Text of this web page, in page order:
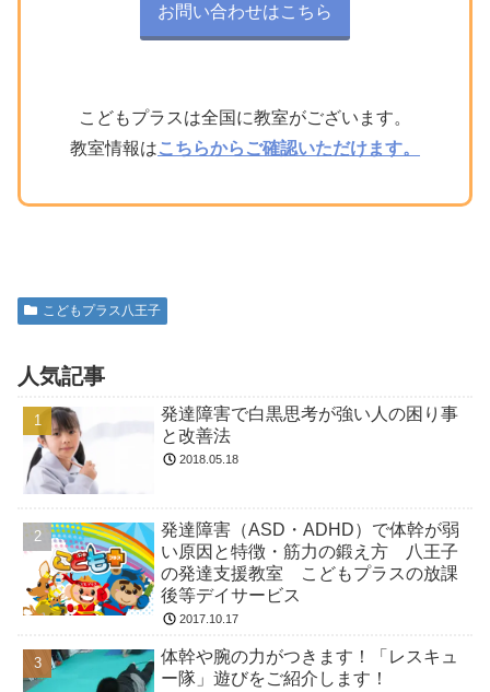
お問い合わせはこちら
こどもプラスは全国に教室がございます。
教室情報はこちらからご確認いただけます。
こどもプラス八王子
人気記事
発達障害で白黒思考が強い人の困り事
と改善法
2018.05.18
発達障害（ASD・ADHD）で体幹が弱
い原因と特徴・筋力の鍛え方 八王子
の発達支援教室 こどもプラスの放課
後等デイサービス
2017.10.17
体幹や腕の力がつきます！「レスキュ
ー隊」遊びをご紹介します！